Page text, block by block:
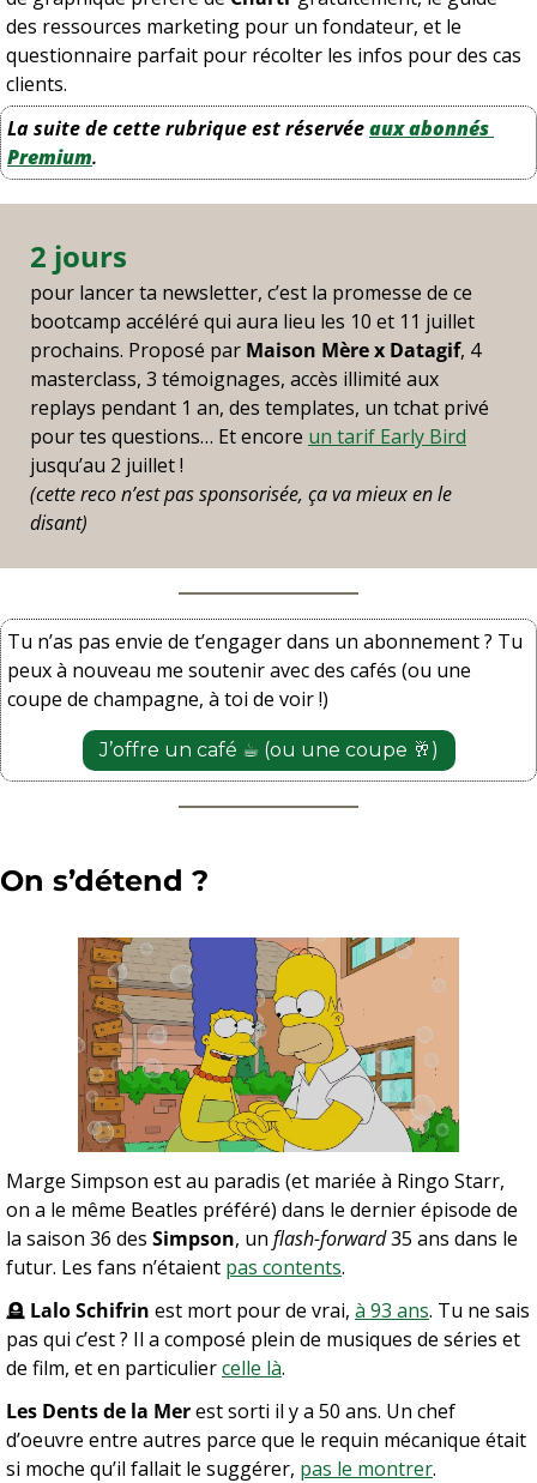
des ressources marketing pour un fondateur, et le
questionnaire parfait pour récolter les infos pour des cas
clients.
La suite de cette rubrique est réservéeaux abonnés
Premium.
2 jours
pour lancer ta newsletter, c’est la promesse de ce
bootcamp accéléré qui aura lieu les 10 et 11 juillet
prochains. Proposé par Maison Mère x Datagif, 4
masterclass, 3 témoignages, accès illimité aux
replays pendant 1 an, des templates, un tchat privé
pour tes questions… Et encore un tarif Early Bird
jusqu’au 2 juillet !
(cette reco n’est pas sponsorisée, ça va mieux en le
disant)
Tu n’as pas envie de t’engager dans un abonnement ? Tu
peux à nouveau me soutenir avec des cafés (ou une
coupe de champagne, à toi de voir !)
J’offre un café ☕️ (ou une coupe 🥂 )
On s’détend ?
Marge Simpson est au paradis (et mariée à Ringo Starr,
on a le même Beatles préféré) dans le dernier épisode de
la saison 36 des Simpson, un flash-forward 35 ans dans le
futur. Les fans n’étaient pas contents.
🪦 Lalo Schifrin est mort pour de vrai, à 93 ans. Tu ne sais
pas qui c’est ? Il a composé plein de musiques de séries et
de film, et en particulier celle là.
Les Dents de la Mer est sorti il y a 50 ans. Un chef
d’oeuvre entre autres parce que le requin mécanique était
si moche qu’il fallait le suggérer, pas le montrer.